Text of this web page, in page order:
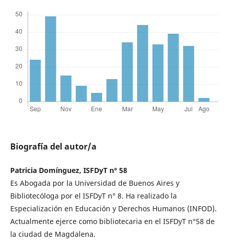
Biografía del autor/a
Patricia Domínguez, ISFDyT n° 58
Es Abogada por la Universidad de Buenos Aires y
Bibliotecóloga por el ISFDyT n° 8. Ha realizado la
Especialización en Educación y Derechos Humanos (INFOD).
Actualmente ejerce como bibliotecaria en el ISFDyT n°58 de
la ciudad de Magdalena.